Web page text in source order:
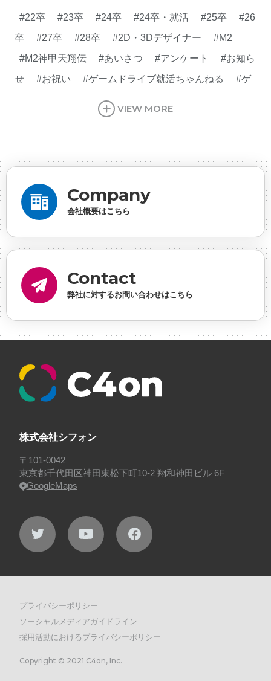
#22卒 #23卒 #24卒 #24卒・就活 #25卒
#26
卒
#27卒 #28卒 #2D・3Dデザイナー
#M2
#M2神甲天翔伝
#あいさつ #アンケート
#お知ら
せ
#お祝い #ゲームドライブ就活ちゃんねる
#ゲ
#ゲーム開発
#シフォンめし
デザイナー
#プランナー #プログラマー
#プログ
ラム愛
事業実績
#事業紹介 #仕事紹介
#休業日
らん
#健康企業宣言 #健康優良法人 #入社式
#
理・ゲームPM
#勉強会
に理解した
#採用
#採用向け #新卒 #新卒採用
#歓迎会
ュー
#福利厚生
プロジェクト・サービス
#行事
VIEW MORE
Company
会社概要はこちら
Contact
弊社に対するお問い合わせはこちら
株式会社シフォン
〒101-0042
東京都千代田区神田東松下町10-2 翔和神田ビル 6F
GoogleMaps
プライバシーポリシー
ソーシャルメディアガイドライン
採用活動におけるプライバシーポリシー
Copyright © 2021 C4on, Inc.